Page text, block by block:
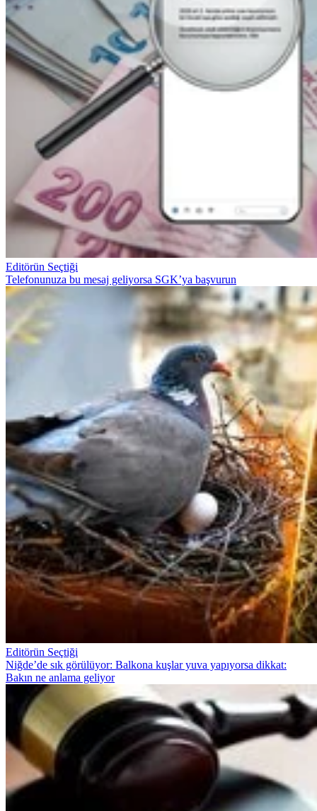
Editörün Seçtiği
Telefonunuza bu mesaj geliyorsa SGK’ya başvurun
Editörün Seçtiği
Niğde’de sık görülüyor: Balkona kuşlar yuva yapıyorsa dikkat:
Bakın ne anlama geliyor